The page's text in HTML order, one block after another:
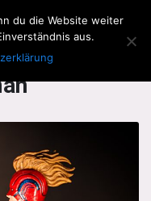
du die Website weiter
aus.